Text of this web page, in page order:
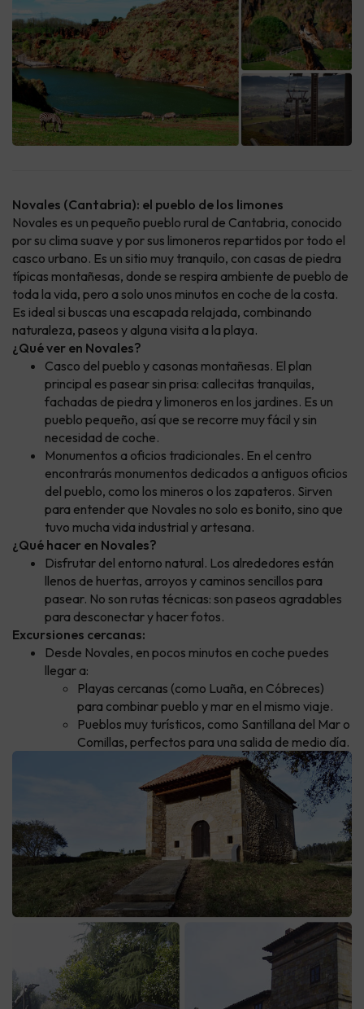
Novales (Cantabria): el pueblo de los limones
Novales es un pequeño pueblo rural de Cantabria, conocido
por su clima suave y por sus limoneros repartidos por todo el
casco urbano. Es un sitio muy tranquilo, con casas de piedra
típicas montañesas, donde se respira ambiente de pueblo de
toda la vida, pero a solo unos minutos en coche de la costa.
Es ideal si buscas una escapada relajada, combinando
naturaleza, paseos y alguna visita a la playa.
¿Qué ver en Novales?
Casco del pueblo y casonas montañesas. El plan
principal es pasear sin prisa: callecitas tranquilas,
fachadas de piedra y limoneros en los jardines. Es un
pueblo pequeño, así que se recorre muy fácil y sin
necesidad de coche.
Monumentos a oficios tradicionales. En el centro
encontrarás monumentos dedicados a antiguos oficios
del pueblo, como los mineros o los zapateros. Sirven
para entender que Novales no solo es bonito, sino que
tuvo mucha vida industrial y artesana.
¿Qué hacer en Novales?
Disfrutar del entorno natural. Los alrededores están
llenos de huertas, arroyos y caminos sencillos para
pasear. No son rutas técnicas: son paseos agradables
para desconectar y hacer fotos.
Excursiones cercanas:
Desde Novales, en pocos minutos en coche puedes
llegar a:
Playas cercanas (como Luaña, en Cóbreces)
para combinar pueblo y mar en el mismo viaje.
Pueblos muy turísticos, como Santillana del Mar o
Comillas, perfectos para una salida de medio día.